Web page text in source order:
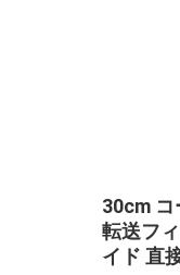
30cm コ
転送フ
イド 直